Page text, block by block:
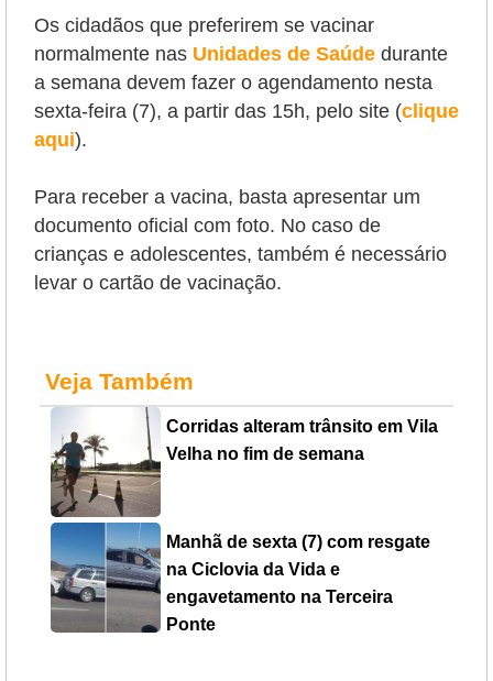
Os cidadãos que preferirem se vacinar
normalmente nas Unidades de Saúde durante
a semana devem fazer o agendamento nesta
sexta-feira (7), a partir das 15h, pelo site (clique
aqui).
Para receber a vacina, basta apresentar um
documento oficial com foto. No caso de
crianças e adolescentes, também é necessário
levar o cartão de vacinação.
Veja Também
Corridas alteram trânsito em Vila
Velha no fim de semana
Manhã de sexta (7) com resgate
na Ciclovia da Vida e
engavetamento na Terceira
Ponte